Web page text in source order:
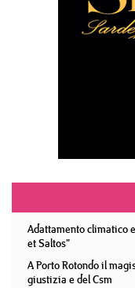
Adattamento climatico
et Saltos”
A Porto Rotondo il
giustizia e del Csm